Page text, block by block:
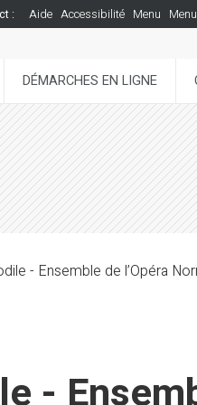
: Aide Accessibilité Menu
DÉMARCHES EN LIGNE
- Ensemble de l’Opéra